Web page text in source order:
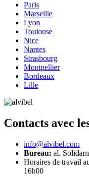
Paris
Marseille
Lyon
Toulouse
Nice
Nantes
Strasbourg
Montpellier
Bordeaux
Lille
Contacts avec
info@alvibel.com
Bureau: al.
Horaires de travail
16h00